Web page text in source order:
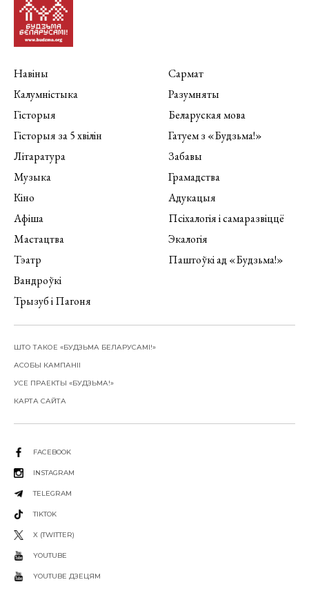
Навіны
Калумністыка
Гісторыя
Гісторыя за 5 хвілін
Літаратура
Музыка
Кіно
Афіша
Мастацтва
Тэатр
Вандроўкі
Трызуб і Пагоня
Сармат
Разумняты
Беларуская мова
Гатуем з «Будзьма!»
Забавы
Грамадства
Адукацыя
Псіхалогія і самаразвіццё
Экалогія
Паштоўкі ад «Будзьма!»
ШТО ТАКОЕ «БУДЗЬМА БЕЛАРУСАМІ!»
АСОБЫ КАМПАНІІ
УСЕ ПРАЕКТЫ «БУДЗЬМА!»
КАРТА САЙТА
FACEBOOK
INSTAGRAM
TELEGRAM
TIKTOK
X (TWITTER)
YOUTUBE
YOUTUBE ДЗЕЦЯМ